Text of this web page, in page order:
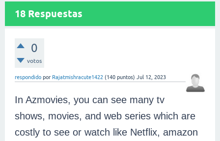
18 Respuestas
0
votos
respondido por Rajatmishracute1422 (140 puntos) Jul 12, 2023
In Azmovies, you can see many tv
shows, movies, and web series which are
costly to see or watch like Netflix, amazon